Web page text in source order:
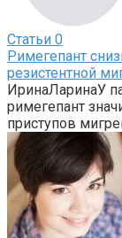
Статьи 0
Римегепант
резистентной
ИринаЛаринаУ
римегепант
приступов